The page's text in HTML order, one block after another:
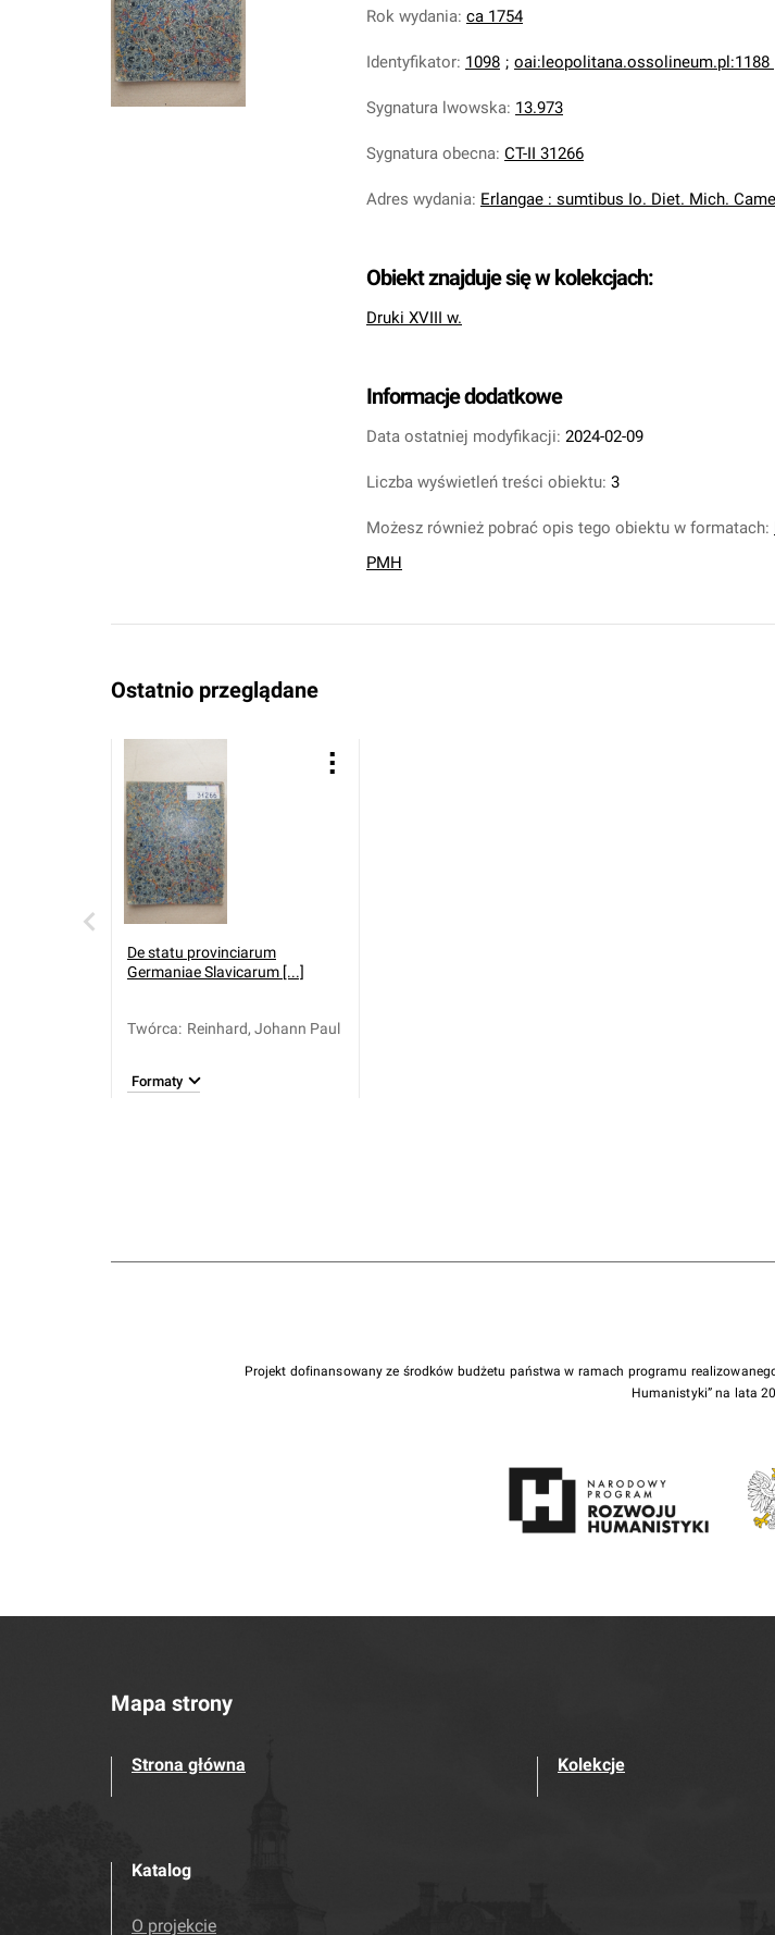
Rok wydania: ca 1754
Identyfikator: 1098 ; oai:leopolitana.ossolineum.pl:1188
Sygnatura lwowska: 13.973
Sygnatura obecna: CT-II 31266
Adres wydania: Erlangae : sumtibus Io. Diet. Mich.
Obiekt znajduje się w kolekcjach:
Druki XVIII w.
Informacje dodatkowe
Data ostatniej modyfikacji: 2024-02-09
Liczba wyświetleń treści obiektu: 3
Możesz również pobrać opis tego obiektu w formatach:
PMH
Ostatnio przeglądane
De statu provinciarum
Germaniae Slavicarum [...]
Twórca: Reinhard, Johann Paul
Formaty
Projekt dofinansowany ze środków budżetu państwa w ramach programu
Humanistyki” na lata
Mapa strony
Strona główna Kolekcje
Katalog
O projekcie